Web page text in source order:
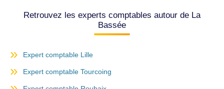
Retrouvez les experts comptables autour de La
Bassée
Expert comptable Lille
Expert comptable Tourcoing